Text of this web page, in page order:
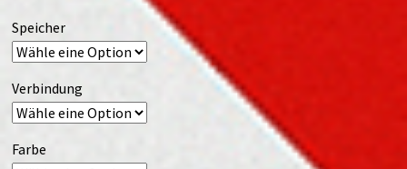
Speicher
Verbindung
Farbe